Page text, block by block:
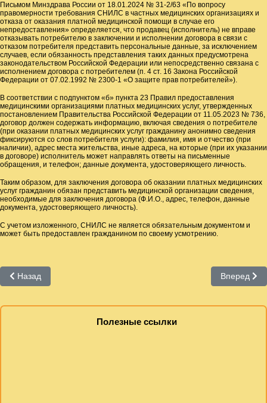
Письмом Минздрава России от 18.01.2024 № 31-2/63 «По вопросу
правомерности требования СНИЛС в частных медицинских организациях и
отказа от оказания платной медицинской помощи в случае его
непредоставления» определяется, что продавец (исполнитель) не вправе
отказывать потребителю в заключении и исполнении договора в связи с
отказом потребителя представить персональные данные, за исключением
случаев, если обязанность представления таких данных предусмотрена
законодательством Российской Федерации или непосредственно связана с
исполнением договора с потребителем (п. 4 ст. 16 Закона Российской
Федерации от 07.02.1992 № 2300-1 «О защите прав потребителей»).
В соответствии с подпунктом «б» пункта 23 Правил предоставления
медицинскими организациями платных медицинских услуг, утвержденных
постановлением Правительства Российской Федерации от 11.05.2023 № 736,
договор должен содержать информацию, включая сведения о потребителе
(при оказании платных медицинских услуг гражданину анонимно сведения
фиксируются со слов потребителя услуги): фамилия, имя и отчество (при
наличии), адрес места жительства, иные адреса, на которые (при их указании
в договоре) исполнитель может направлять ответы на письменные
обращения, и телефон; данные документа, удостоверяющего личность.
Таким образом, для заключения договора об оказании платных медицинских
услуг гражданин обязан представить медицинской организации сведения,
необходимые для заключения договора (Ф.И.О., адрес, телефон, данные
документа, удостоверяющего личность).
С учетом изложенного, СНИЛС не является обязательным документом и
может быть предоставлен гражданином по своему усмотрению.
Предыдущий: По Калуге с «Пушкинской картой» с 11 по 17
Назад Вперед
Полезные ссылки